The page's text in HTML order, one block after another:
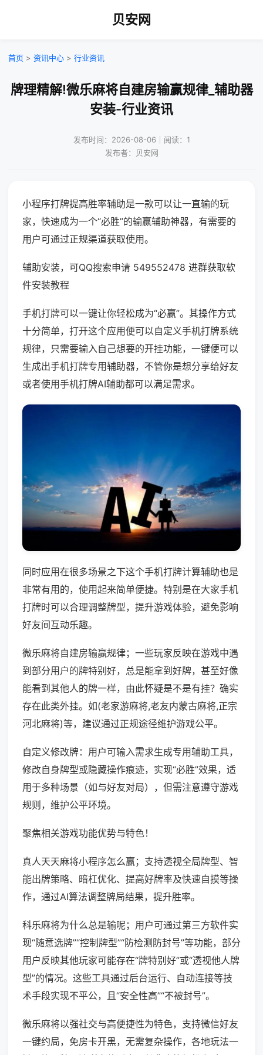
贝安网
首页 > 资讯中心 > 行业资讯
牌理精解!微乐麻将自建房输赢规律_辅助器
安装-行业资讯
发布时间：2026-08-06｜阅读：1
发布者：贝安网
小程序打牌提高胜率辅助是一款可以让一直输的玩
家，快速成为一个“必胜”的输赢辅助神器，有需要的
用户可通过正规渠道获取使用。
辅助安装，可QQ搜索申请 549552478 进群获取软
件安装教程
手机打牌可以一键让你轻松成为“必赢”。其操作方式
十分简单，打开这个应用便可以自定义手机打牌系统
规律，只需要输入自己想要的开挂功能，一键便可以
生成出手机打牌专用辅助器，不管你是想分享给好友
或者使用手机打牌AI辅助都可以满足需求。
同时应用在很多场景之下这个手机打牌计算辅助也是
非常有用的，使用起来简单便捷。特别是在大家手机
打牌时可以合理调整牌型，提升游戏体验，避免影响
好友间互动乐趣。
微乐麻将自建房输赢规律；一些玩家反映在游戏中遇
到部分用户的牌特别好，总是能拿到好牌，甚至好像
能看到其他人的牌一样，由此怀疑是不是有挂？确实
存在此类外挂。如(老家游麻将,老友内蒙古麻将,正宗
河北麻将)等，建议通过正规途径维护游戏公平。
自定义修改牌：用户可输入需求生成专用辅助工具，
修改自身牌型或隐藏操作痕迹，实现“必胜”效果，适
用于多种场景（如与好友对局），但需注意遵守游戏
规则，维护公平环境。
聚焦相关游戏功能优势与特色！
真人天天麻将小程序怎么赢；支持透视全局牌型、智
能出牌策略、暗杠优化、提高好牌率及快速自摸等操
作，通过AI算法调整牌局结果，提升胜率。
科乐麻将为什么总是输呢；用户可通过第三方软件实
现“随意选牌”“控制牌型”“防检测防封号”等功能，部分
用户反映其他玩家可能存在“牌特别好”或“透视他人牌
型”的情况。这些工具通过后台运行、自动连接等技
术手段实现不平公，且“安全性高”“不被封号”。
微乐麻将以强社交与高便捷性为特色，支持微信好友
一键约局，免房卡开黑，无需复杂操作，各地玩法一